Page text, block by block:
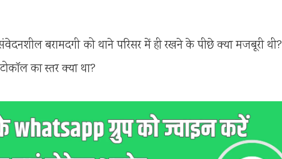
बरामदगी को थाने परिसर में ही रखने के पीछे क्या मजबूरी
का स्तर क्या था?